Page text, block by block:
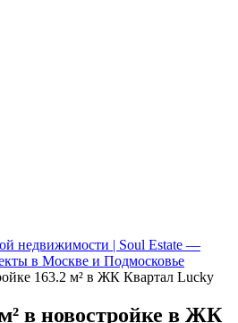
недвижимости | Soul Estate —
в Москве и Подмосковье
163.2 м² в ЖК Квартал Lucky
в новостройке в ЖК